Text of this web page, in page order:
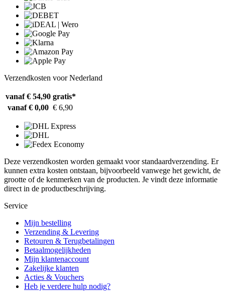
Verzendkosten voor Nederland
vanaf € 54,90 gratis*
vanaf € 0,00 € 6,90
Deze verzendkosten worden gemaakt voor standaardverzending. Er
kunnen extra kosten ontstaan, bijvoorbeeld vanwege het gewicht, de
grootte of de kenmerken van de producten. Je vindt deze informatie
direct in de productbeschrijving.
Service
Mijn bestelling
Verzending & Levering
Retouren & Terugbetalingen
Betaalmogelijkheden
Mijn klantenaccount
Zakelijke klanten
Acties & Vouchers
Heb je verdere hulp nodig?